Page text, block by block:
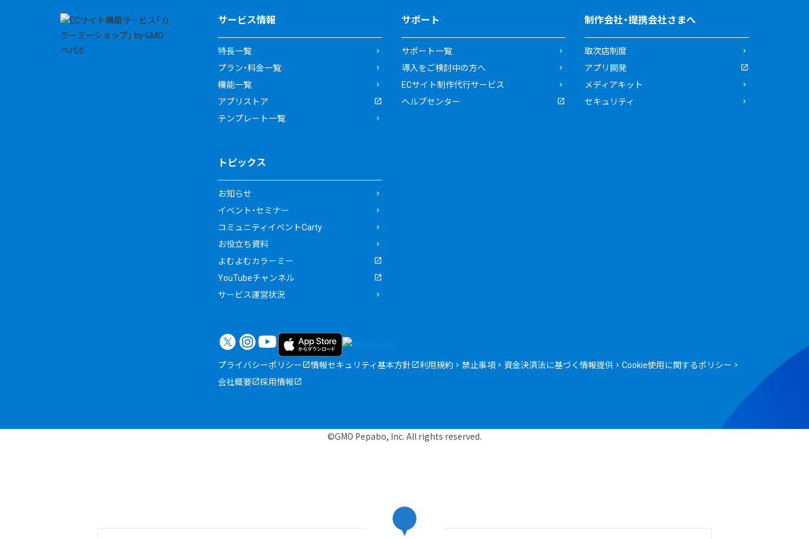
サービス情報
特長一覧
プラン・料金一覧
機能一覧
アプリストア
テンプレート一覧
サポート
サポート一覧
導入をご検討中の方へ
ECサイト制作代行サービス
ヘルプセンター
制作会社・提携会社さまへ
取次店制度
アプリ開発
メディアキット
セキュリティ
トピックス
お知らせ
イベント・セミナー
コミュニティイベントCarty
お役立ち資料
よむよむカラーミー
YouTubeチャンネル
サービス運営状況
プライバシーポリシー 情報セキュリティ基本方針 利用規約 禁止事項 資金決済法に基づく情報提供
Cookie使用に関するポリシー
会社概要
採用情報
©GMO Pepabo, Inc. All rights reserved.